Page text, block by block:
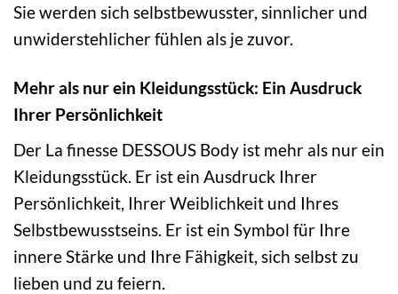
Sie werden sich selbstbewusster, sinnlicher und
unwiderstehlicher fühlen als je zuvor.
Mehr als nur ein Kleidungsstück: Ein Ausdruck
Ihrer Persönlichkeit
Der La finesse DESSOUS Body ist mehr als nur ein
Kleidungsstück. Er ist ein Ausdruck Ihrer
Persönlichkeit, Ihrer Weiblichkeit und Ihres
Selbstbewusstseins. Er ist ein Symbol für Ihre
innere Stärke und Ihre Fähigkeit, sich selbst zu
lieben und zu feiern.